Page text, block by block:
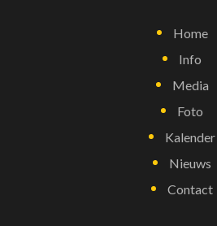
Home
Info
Media
Foto
Kalender
Nieuws
Contact